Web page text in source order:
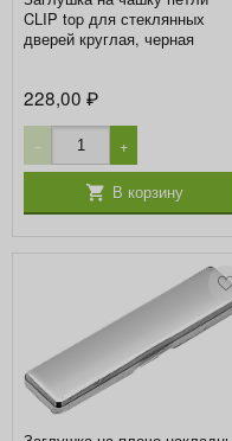
CLIP top для стеклянных
дверей круглая, черная
228,00₽
− +
В корзину